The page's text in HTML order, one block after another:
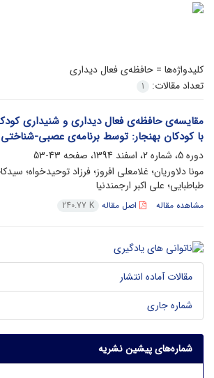
کلیدواژه‌ها = حافظه‌ی فعال دیداری
تعداد مقالات:
1
مقایسه‌ی حافظه‌ی فعال دیداری و شنیداری
با کودکان بهنجار: توسط برنامه‌ی عصبی-
دوره 5، شماره 2، اسفند 1394، صفحه
43-53
مونا دلاوریان؛ غلامعلی افروز؛ فرزاد توحیدخواه؛
طباطبایی؛ علی اکبر ارجمندنیا
مشاهده مقاله اصل مقاله 240.77 K
مقالات آماده انتشار
شماره جاری
شماره‌های پیشین نشریه